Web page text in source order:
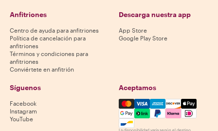
Anfitriones
Centro de ayuda para anfitriones
Política de cancelación para
anfitriones
Términos y condiciones para
anfitriones
Conviértete en anfitrión
Descarga nuestra app
App Store
Google Play Store
Síguenos
Facebook
Instagram
YouTube
Aceptamos
Mastercard, Visa, Amex,
La disponibilidad varía según el destino